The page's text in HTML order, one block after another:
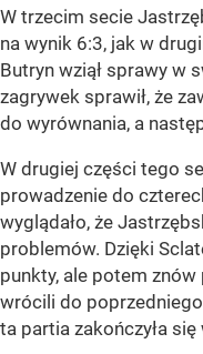
W trzecim secie
na wynik 6:3, jak w
Butryn wziął sprawy w
zagrywek sprawił, że
do wyrównania, a
W drugiej części tego
prowadzenie do
wyglądało, że
problemów. Dzięki
punkty, ale potem
wrócili do
ta partia zakończyła